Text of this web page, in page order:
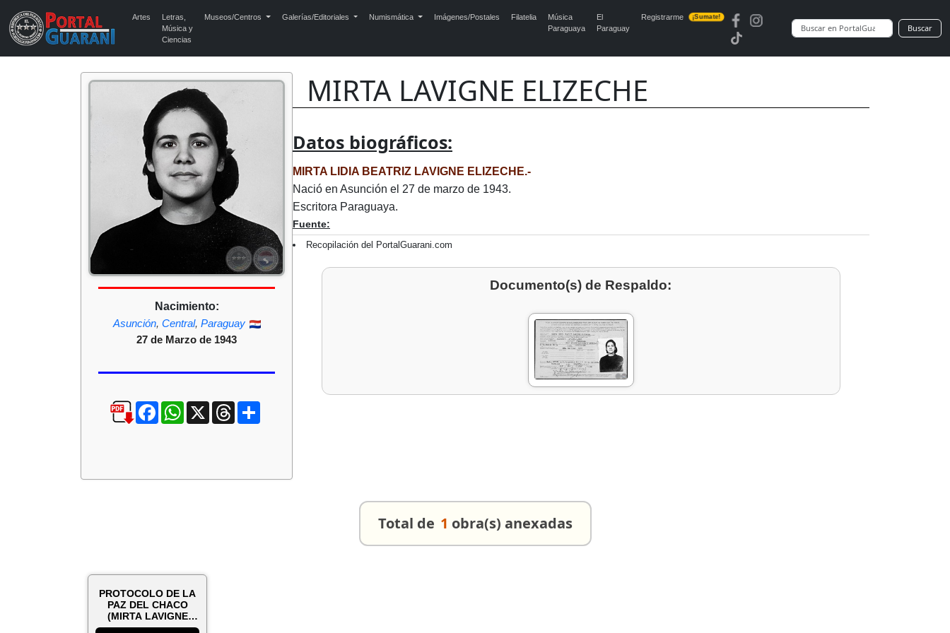
Artes
Letras,
Música y
Ciencias
Museos/Centros Galerías/Editoriales Numismática Imágenes/Postales Filatelia
Música
Paraguaya
El
Paraguay
Registrarme ¡Sumate!
Buscar
MIRTA LAVIGNE ELIZECHE
Nacimiento:
Asunción, Central, Paraguay
27 de Marzo de 1943
FacebookWhatsApp
X ThreadsCompartir
Datos biográficos:
MIRTA LIDIA BEATRIZ LAVIGNE ELIZECHE.-
Nació en Asunción el 27 de marzo de 1943.
Escritora Paraguaya.
Fuente:
Recopilación del PortalGuarani.com
Documento(s) de Respaldo:
Total de 1 obra(s) anexadas
PROTOCOLO DE LA
PAZ DEL CHACO
(MIRTA LAVIGNE
ELIZECHE)